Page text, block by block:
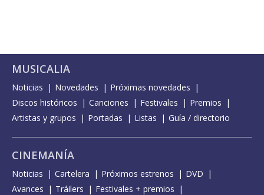
MUSICALIA
Noticias Novedades
Próximas novedades
Discos históricos
Canciones Festivales
Premios
Artistas y grupos
Portadas Listas Guía / directorio
CINEMANÍA
Noticias Cartelera Próximos estrenos
DVD
Avances
Tráilers
Festivales + premios